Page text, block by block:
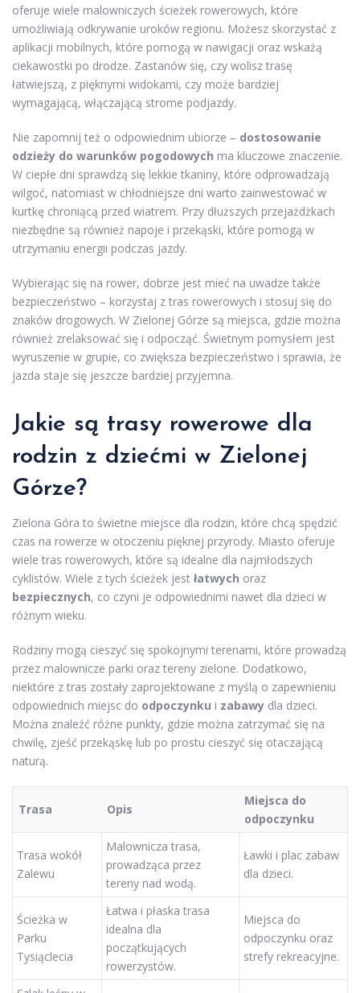
oferuje wiele malowniczych ścieżek rowerowych, które
umożliwiają odkrywanie uroków regionu. Możesz skorzystać z
aplikacji mobilnych, które pomogą w nawigacji oraz wskażą
ciekawostki po drodze. Zastanów się, czy wolisz trasę
łatwiejszą, z pięknymi widokami, czy może bardziej
wymagającą, włączającą strome podjazdy.
Nie zapomnij też o odpowiednim ubiorze – dostosowanie
odzieży do warunków pogodowych ma kluczowe znaczenie.
W ciepłe dni sprawdzą się lekkie tkaniny, które odprowadzają
wilgoć, natomiast w chłodniejsze dni warto zainwestować w
kurtkę chroniącą przed wiatrem. Przy dłuższych przejażdżkach
niezbędne są również napoje i przekąski, które pomogą w
utrzymaniu energii podczas jazdy.
Wybierając się na rower, dobrze jest mieć na uwadze także
bezpieczeństwo – korzystaj z tras rowerowych i stosuj się do
znaków drogowych. W Zielonej Górze są miejsca, gdzie można
również zrelaksować się i odpocząć. Świetnym pomysłem jest
wyruszenie w grupie, co zwiększa bezpieczeństwo i sprawia, że
jazda staje się jeszcze bardziej przyjemna.
Jakie są trasy rowerowe dla
rodzin z dziećmi w Zielonej
Górze?
Zielona Góra to świetne miejsce dla rodzin, które chcą spędzić
czas na rowerze w otoczeniu pięknej przyrody. Miasto oferuje
wiele tras rowerowych, które są idealne dla najmłodszych
cyklistów. Wiele z tych ścieżek jest łatwych oraz
bezpiecznych, co czyni je odpowiednimi nawet dla dzieci w
różnym wieku.
Rodziny mogą cieszyć się spokojnymi terenami, które prowadzą
przez malownicze parki oraz tereny zielone. Dodatkowo,
niektóre z tras zostały zaprojektowane z myślą o zapewnieniu
odpowiednich miejsc do odpoczynku i zabawy dla dzieci.
Można znaleźć różne punkty, gdzie można zatrzymać się na
chwilę, zjeść przekąskę lub po prostu cieszyć się otaczającą
naturą.
Trasa Opis
Miejsca do
odpoczynku
Trasa wokół
Zalewu
Malownicza trasa,
prowadząca przez
tereny nad wodą.
Ławki i plac zabaw
dla dzieci.
Ścieżka w
Parku
Tysiąclecia
Łatwa i płaska trasa
idealna dla
początkujących
rowerzystów.
Miejsca do
odpoczynku oraz
strefy rekreacyjne.